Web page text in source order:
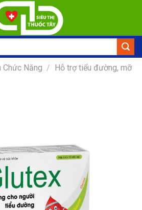
Chức Năng / Hỗ trợ tiểu đường, mỡ